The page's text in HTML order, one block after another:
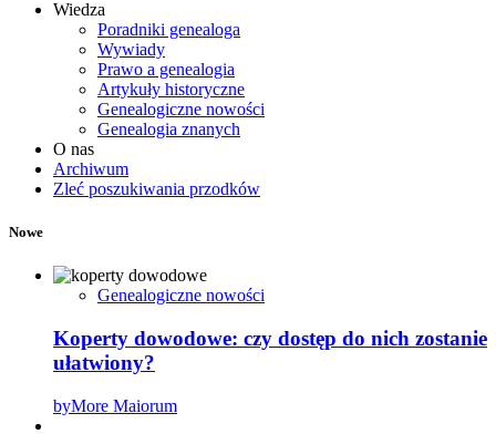
Wiedza
Poradniki genealoga
Wywiady
Prawo a genealogia
Artykuły historyczne
Genealogiczne nowości
Genealogia znanych
O nas
Archiwum
Zleć poszukiwania przodków
Nowe
Genealogiczne nowości
Koperty dowodowe: czy dostęp do nich zostanie
ułatwiony?
byMore Maiorum